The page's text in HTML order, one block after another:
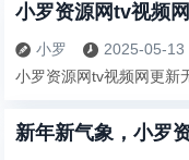
小罗资源网tv视频
 小罗  2025-05-13
小罗资源网tv视频网更新
新年新气象，小罗